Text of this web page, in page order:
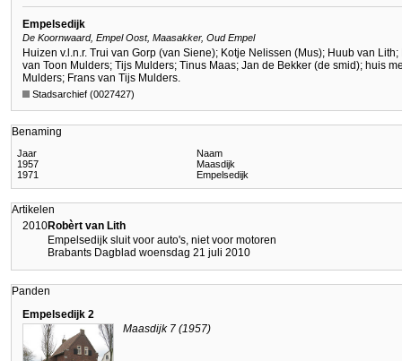
Empelsedijk
De Koornwaard, Empel Oost, Maasakker, Oud Empel
Huizen v.l.n.r. Trui van Gorp (van Siene); Kotje Nelissen (Mus); Huub van
van Toon Mulders; Tijs Mulders; Tinus Maas; Jan de Bekker (de smid); huis
Mulders; Frans van Tijs Mulders.
Stadsarchief (0027427)
Benaming
Jaar
Naam
1957
Maasdijk
1971
Empelsedijk
Artikelen
2010Robèrt van Lith
Empelsedijk sluit voor auto's, niet voor motoren
Brabants Dagblad woensdag 21 juli 2010
Panden
Empelsedijk 2
Maasdijk 7 (1957)